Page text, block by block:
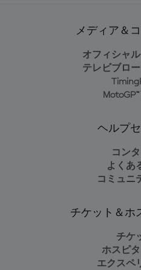
メディア＆
オフィシャ
テレビブロ
ヘルプ
コン
よくあ
コミュニ
チケット＆ホ
チケ
ホスピ
エクスペ